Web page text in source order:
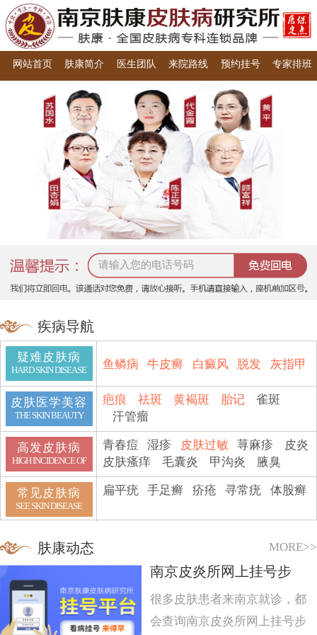
网站首页 肤康简介 医生团队 来院路线 预约挂号 专家排班
疾病导航
疑难皮肤病
HARD SKIN DISEASE 鱼鳞病 牛皮癣 白癜风 脱发 灰指甲
皮肤医学美容
THE SKIN BEAUTY
疤痕 祛斑 黄褐斑 胎记
雀斑
汗管瘤
高发皮肤病
HIGH INCIDENCE OF
青春痘 湿疹 皮肤过敏 荨麻疹
皮炎
皮肤瘙痒
毛囊炎 甲沟炎 腋臭
常见皮肤病
SEE SKIN DISEASE
扁平疣 手足癣 疥疮 寻常疣 体股癣
肤康动态 MORE>>
南京皮炎所网上挂号步
很多皮肤患者来南京就诊，都
会查询南京皮炎所网上挂号步